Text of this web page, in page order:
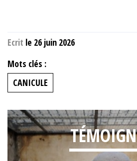
Ecrit le 26 juin 2026
Mots clés :
CANICULE